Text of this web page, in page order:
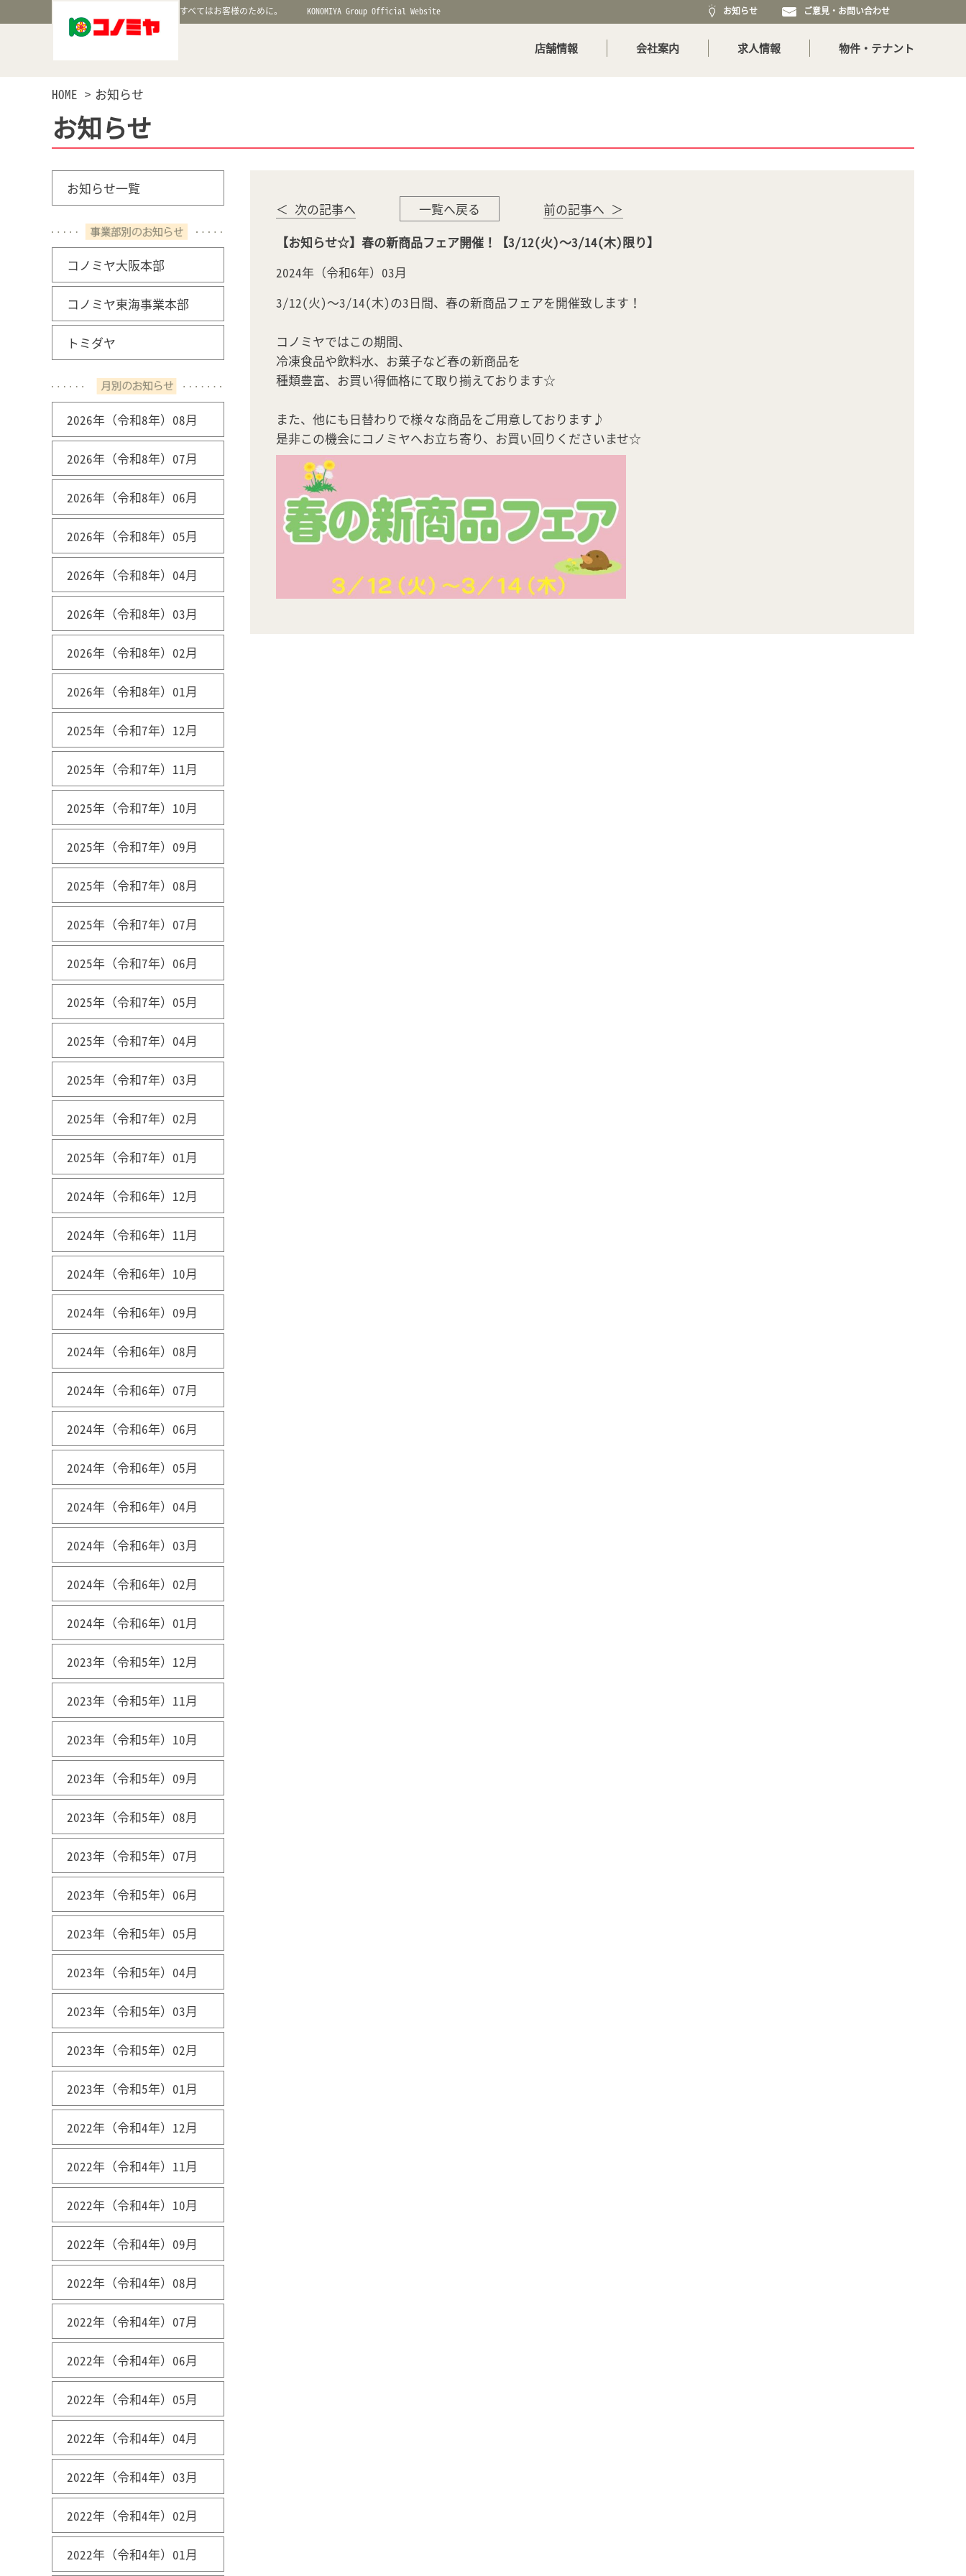
すべてはお客様のために。 KONOMIYA Group Official Website お知らせ ご意見・お問い合わせ
店舗情報 会社案内 求人情報 物件・テナント
HOME お知らせ
お知らせ
お知らせ一覧
コノミヤ大阪本部
コノミヤ東海事業本部
トミダヤ
2026年（令和8年）08月
2026年（令和8年）07月
2026年（令和8年）06月
2026年（令和8年）05月
2026年（令和8年）04月
2026年（令和8年）03月
2026年（令和8年）02月
2026年（令和8年）01月
2025年（令和7年）12月
2025年（令和7年）11月
2025年（令和7年）10月
2025年（令和7年）09月
2025年（令和7年）08月
2025年（令和7年）07月
2025年（令和7年）06月
2025年（令和7年）05月
2025年（令和7年）04月
2025年（令和7年）03月
2025年（令和7年）02月
2025年（令和7年）01月
2024年（令和6年）12月
2024年（令和6年）11月
2024年（令和6年）10月
2024年（令和6年）09月
2024年（令和6年）08月
2024年（令和6年）07月
2024年（令和6年）06月
2024年（令和6年）05月
2024年（令和6年）04月
2024年（令和6年）03月
2024年（令和6年）02月
2024年（令和6年）01月
2023年（令和5年）12月
2023年（令和5年）11月
2023年（令和5年）10月
2023年（令和5年）09月
2023年（令和5年）08月
2023年（令和5年）07月
2023年（令和5年）06月
2023年（令和5年）05月
2023年（令和5年）04月
2023年（令和5年）03月
2023年（令和5年）02月
2023年（令和5年）01月
2022年（令和4年）12月
2022年（令和4年）11月
2022年（令和4年）10月
2022年（令和4年）09月
2022年（令和4年）08月
2022年（令和4年）07月
2022年（令和4年）06月
2022年（令和4年）05月
2022年（令和4年）04月
2022年（令和4年）03月
2022年（令和4年）02月
2022年（令和4年）01月
＜ 次の記事へ 一覧へ戻る
前の記事へ ＞
【お知らせ☆】春の新商品フェア開催！【3/12(火)～3/14(木)限り】
2024年（令和6年）03月
3/12(火)～3/14(木)の3日間、春の新商品フェアを開催致します！
コノミヤではこの期間、
冷凍食品や飲料水、お菓子など春の新商品を
種類豊富、お買い得価格にて取り揃えております☆
また、他にも日替わりで様々な商品をご用意しております♪
是非この機会にコノミヤへお立ち寄り、お買い回りくださいませ☆